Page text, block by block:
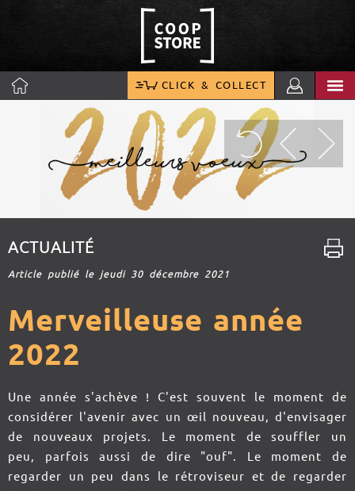
CLICK & COLLECT
ACTUALITÉ
Article publié le jeudi 30 décembre 2021
Merveilleuse année
2022
Une année s'achève ! C'est souvent le moment de
considérer l'avenir avec un œil nouveau, d'envisager
de nouveaux projets. Le moment de souffler un
peu, parfois aussi de dire "ouf". Le moment de
regarder un peu dans le rétroviseur et de regarder